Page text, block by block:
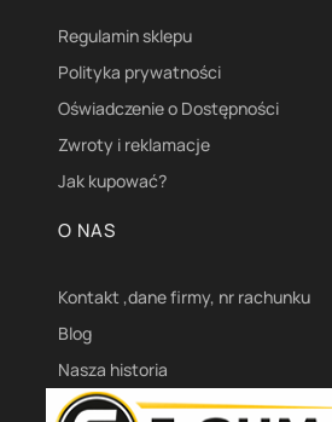
Regulamin sklepu
Polityka prywatności
Oświadczenie o Dostępności
Zwroty i reklamacje
Jak kupować?
O NAS
Kontakt ,dane firmy, nr rachunku
Blog
Nasza historia